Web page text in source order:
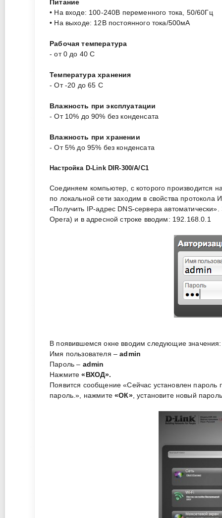
Питание
• На входе: 100-240В переменного тока, 50/60Гц
• На выходе: 12В постоянного тока/500мА
Рабочая температура
- от 0 до 40 C
Температура хранения
- От -20 до 65 С
Влажность при эксплуатации
- От 10% до 90% без конденсата
Влажность при хранении
- От 5% до 95% без конденсата
Настройка D-Link DIR-300/A/C1
Соединяем компьютер, с которого производится
по локальной сети заходим в свойства протокола
«Получить IP-адрес DNS-сервера
Opera) и в адресной строке вводим: 192.168.0.1
В появившемся окне вводим следующие значения:
Имя пользователя –admin
Пароль – admin
Нажмите«ВХОД».
Появится сообщение «Сейчас установлен
пароль.», нажмите«ОК», установите новый